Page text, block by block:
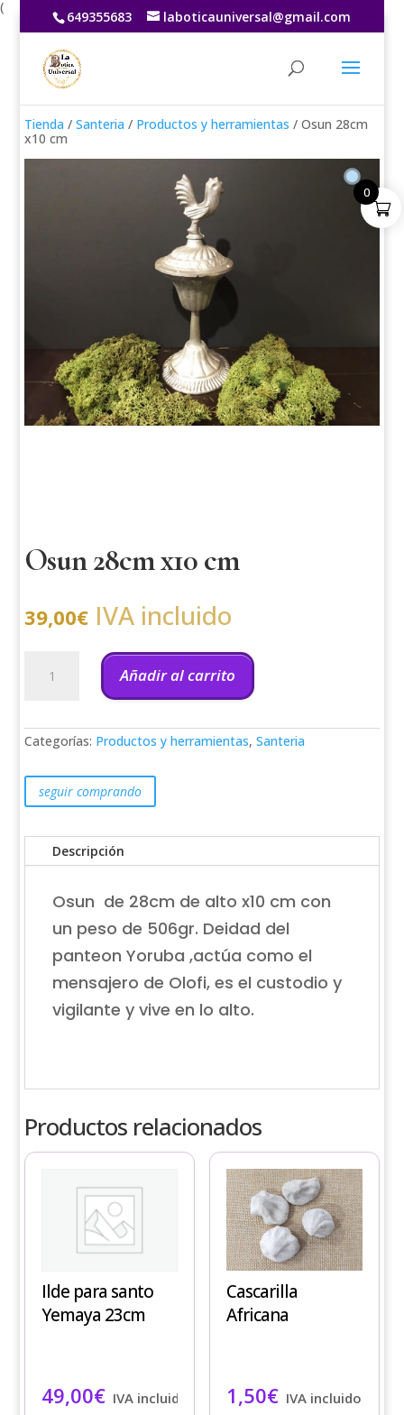
(
649355683 laboticauniversal@gmail.com
Tienda /Santeria / Productos y herramientas / Osun 28cm
x10 cm
Osun 28cm x10 cm
39,00€ IVA incluido
28cm
Añadir al carrito
Categorías: Productos y herramientas,Santeria
seguir comprando
Descripción
Osun de 28cm de alto x10 cm con
un peso de 506gr. Deidad del
panteon Yoruba ,actúa como el
mensajero de Olofi, es el custodio y
vigilante y vive en lo alto.
Productos relacionados
Ilde para santo
Yemaya 23cm
49,00€ IVA incluido
Cascarilla
Africana
1,50€ IVA incluido
0